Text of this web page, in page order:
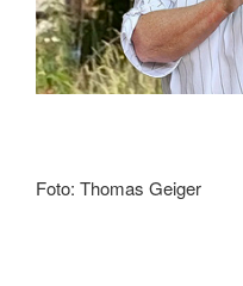
Foto: Thomas Geiger